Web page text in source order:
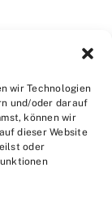
wir Technologien
und/oder darauf
können wir
dieser Website
oder
-
und